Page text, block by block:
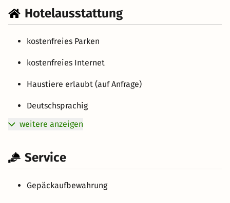
Hotelausstattung
kostenfreies Parken
kostenfreies Internet
Haustiere erlaubt (auf Anfrage)
Deutschsprachig
weitere anzeigen
Service
Gepäckaufbewahrung